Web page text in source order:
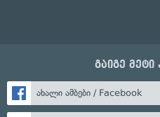
გაიგე
ახალი ამბები / Facebook